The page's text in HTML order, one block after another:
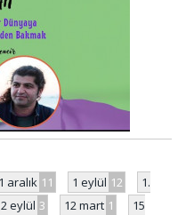
1 aralık 11 1 eylül 12
1.
eylül 3 12 mart 1
15